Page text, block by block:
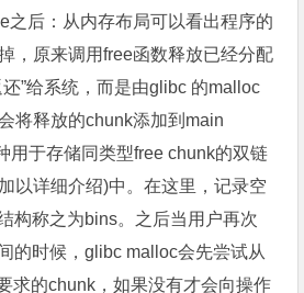
之后：从内存布局可以看出程序的
，原来调用free函数释放已经分配
”给系统，而是由glibc 的malloc
将释放的chunk添加到main
用于存储同类型free chunk的双链
以详细介绍)中。在这里，记录空
构称之为bins。之后当用户再次
的时候，glibc malloc会先尝试从
求的chunk，如果没有才会向操作